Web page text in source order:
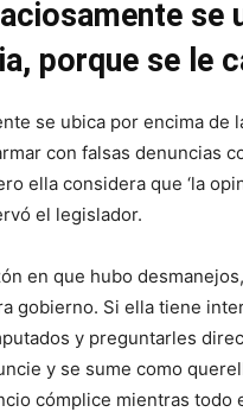
se
porque se le
se ubica por encima
con falsas denuncias
ella considera que ‘la
el legislador.
en que hubo
gobierno. Si ella tiene
y preguntarles
y se sume como
cómplice mientras todo